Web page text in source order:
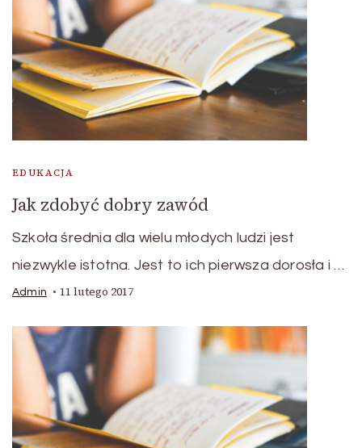
EDUKACJA
Jak zdobyć dobry zawód
Szkoła średnia dla wielu młodych ludzi jest
niezwykle istotna. Jest to ich pierwsza dorosła i …
Admin 11 lutego 2017